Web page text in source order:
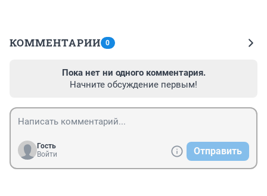
КОММЕНТАРИИ 0
Пока нет ни одного комментария.
Начните обсуждение первым!
Гость
Войти
Отправить